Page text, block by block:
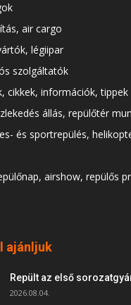
air cargo
légiipar
szolgáltatók
cikkek, információk, tippek
állás, repülőtér
és sportrepülés,
airshow, repülős
ajánljuk
Repült az első
2026.08.04.